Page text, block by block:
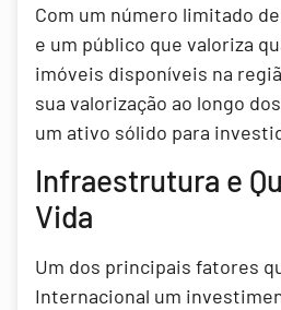
Com um número limitado
e um público que valoriza
imóveis disponíveis na
sua valorização ao longo
um ativo sólido para
Infraestrutura e
Vida
Um dos principais fatores
Internacional um